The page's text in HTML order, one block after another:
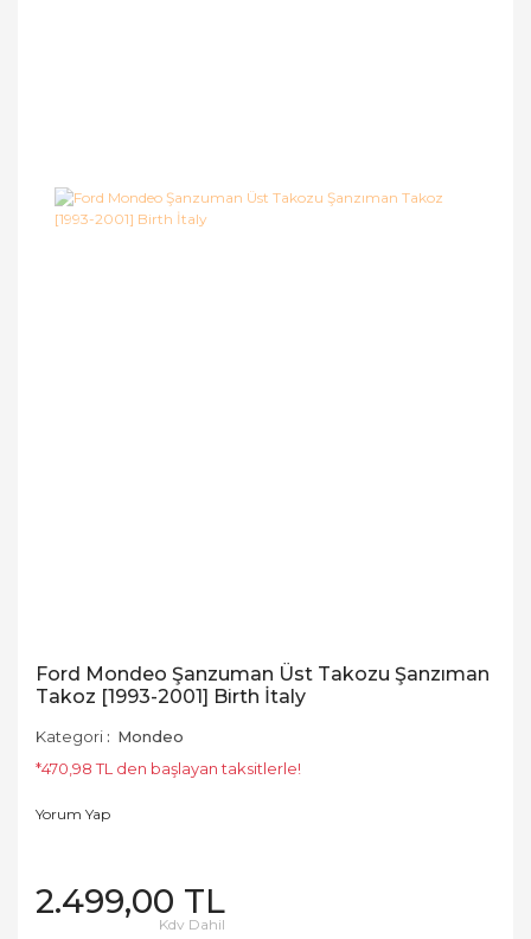
Ford Mondeo Şanzuman Üst Takozu Şanzıman
Takoz [1993-2001] Birth İtaly
Kategori
Mondeo
*470,98 TL den başlayan taksitlerle!
Yorum Yap
2.499,00 TL
Kdv Dahil